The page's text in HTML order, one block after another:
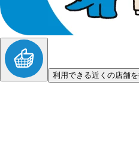
利用できる近くの店舗